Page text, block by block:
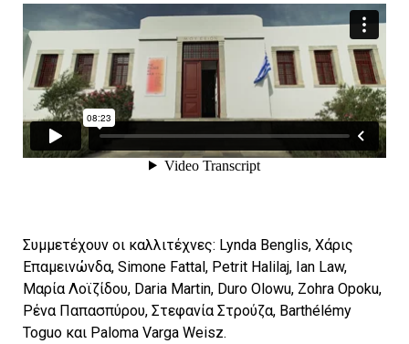
Συμμετέχουν οι καλλιτέχνες: Lynda Benglis, Χάρις
Επαμεινώνδα, Simone Fattal, Petrit Halilaj, Ian Law,
Μαρία Λοϊζίδου, Daria Martin, Duro Olowu, Zohra Opoku,
Ρένα Παπασπύρου, Στεφανία Στρούζα, Barthélémy
Toguo και Paloma Varga Weisz.